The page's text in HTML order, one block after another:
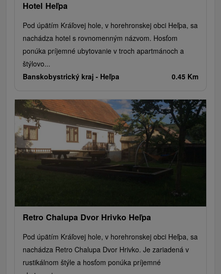
Hotel Heľpa
Pod úpätím Kráľovej hole, v horehronskej obci Heľpa, sa
nachádza hotel s rovnomenným názvom. Hosťom
ponúka príjemné ubytovanie v troch apartmánoch a
štýlovo...
Banskobystrický kraj - Heľpa 0.45 Km
Retro Chalupa Dvor Hrivko Heľpa
Pod úpätím Kráľovej hole, v horehronskej obci Heľpa, sa
nachádza Retro Chalupa Dvor Hrivko. Je zariadená v
rustikálnom štýle a hosťom ponúka príjemné